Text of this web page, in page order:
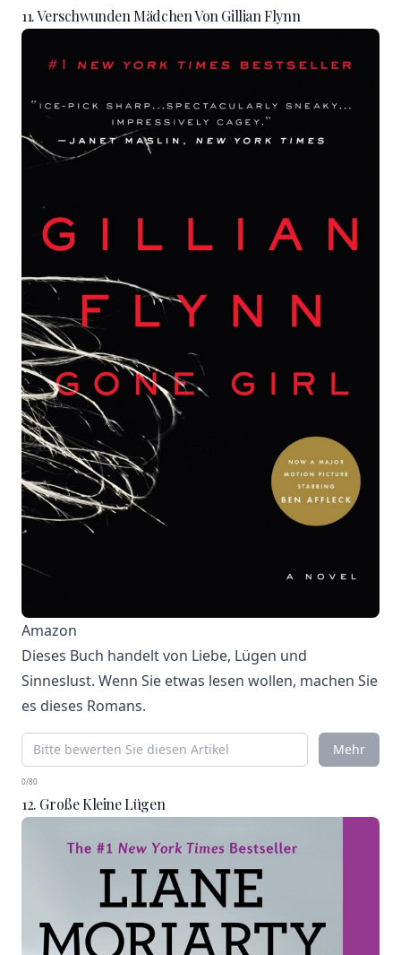
11. Verschwunden Mädchen Von Gillian Flynn
Amazon
Dieses Buch handelt von Liebe, Lügen und
Sinneslust. Wenn Sie etwas lesen wollen, machen Sie
es dieses Romans.
Mehr
0/80
12. Große Kleine Lügen